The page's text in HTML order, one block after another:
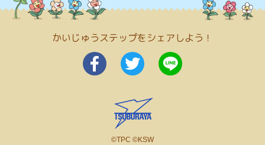
かいじゅうステップをシェアしよう！
©TPC ©KSW